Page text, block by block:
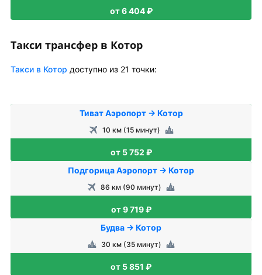
от 6 404 ₽
Такси трансфер в Котор
Такси в Котор доступно из 21 точки:
Тиват Аэропорт → Котор
10 км (15 минут)
от 5 752 ₽
Подгорица Аэропорт → Котор
86 км (90 минут)
от 9 719 ₽
Будва → Котор
30 км (35 минут)
от 5 851 ₽